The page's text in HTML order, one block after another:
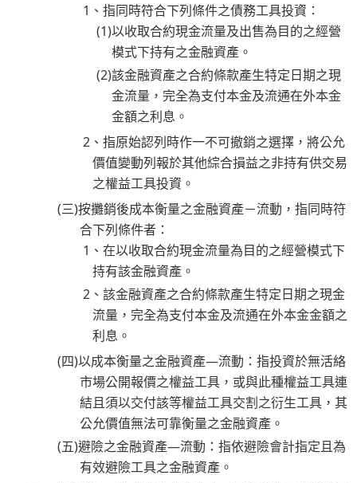
1、指同時符合下列條件之債務工具投資：
(1)以收取合約現金流量及出售為目的之經營
模式下持有之金融資產。
(2)該金融資產之合約條款產生特定日期之現
金流量，完全為支付本金及流通在外本金
金額之利息。
2、指原始認列時作一不可撤銷之選擇，將公允
價值變動列報於其他綜合損益之非持有供交易
之權益工具投資。
(三)按攤銷後成本衡量之金融資產－流動，指同時符
合下列條件者：
1、在以收取合約現金流量為目的之經營模式下
持有該金融資產。
2、該金融資產之合約條款產生特定日期之現金
流量，完全為支付本金及流通在外本金金額之
利息。
(四)以成本衡量之金融資產—流動：指投資於無活絡
市場公開報價之權益工具，或與此種權益工具連
結且須以交付該等權益工具交割之衍生工具，其
公允價值無法可靠衡量之金融資產。
(五)避險之金融資產—流動：指依避險會計指定且為
有效避險工具之金融資產。